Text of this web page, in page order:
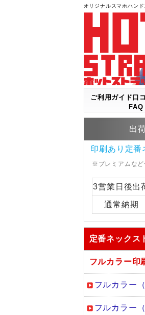
オリジナルスマホハン
ご利用ガイド口
FAQ
出
印刷あり定番
※プレミアムなど
3営業日後出
通常納期
定番ネックス
フルカラー印
フルカラー
フルカラー